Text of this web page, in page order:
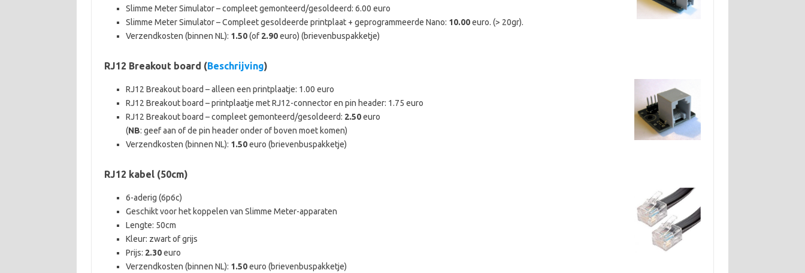
Slimme Meter Simulator – compleet gemonteerd/gesoldeerd: 6.00 euro
Slimme Meter Simulator – Compleet gesoldeerde printplaat + geprogrammeerde Nano: 10.00euro. (> 20gr).
Verzendkosten (binnen NL): 1.50(of 2.90euro) (brievenbuspakketje)
RJ12 Breakout board (Beschrijving)
RJ12 Breakout board – alleen een printplaatje: 1.00 euro
RJ12 Breakout board – printplaatje met RJ12-connector en pin header: 1.75 euro
RJ12 Breakout board – compleet gemonteerd/gesoldeerd: 2.50euro
(NB: geef aan of de pin header onder of boven moet komen)
Verzendkosten (binnen NL): 1.50euro (brievenbuspakketje)
RJ12 kabel (50cm)
6-aderig (6p6c)
Geschikt voor het koppelen van Slimme Meter-apparaten
Lengte: 50cm
Kleur: zwart of grijs
Prijs: 2.30euro
Verzendkosten (binnen NL): 1.50euro (brievenbuspakketje)